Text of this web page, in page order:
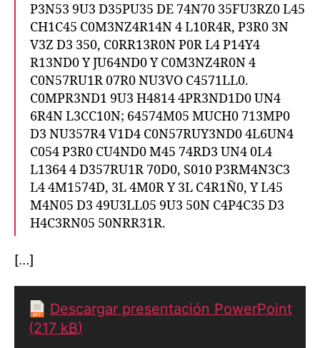
P3N53 9U3 D35PU35 DE 74N70 35FU3RZ0 L45
CH1C45 C0M3NZ4R14N 4 L10R4R, P3R0 3N
V3Z D3 350, C0RR13R0N P0R L4 P14Y4
R13ND0 Y JU64ND0 Y C0M3NZ4R0N 4
C0N57RU1R 07R0 NU3VO C4571LL0.
C0MPR3ND1 9U3 H4814 4PR3ND1D0 UN4
6R4N L3CC10N; 64574M05 MUCH0 713MP0
D3 NU357R4 V1D4 C0N57RUY3ND0 4L6UN4
C054 P3R0 CU4ND0 M45 74RD3 UN4 0L4
L1364 4 D357RU1R 70D0, S010 P3RM4N3C3
L4 4M1574D, 3L 4M0R Y 3L C4R1Ñ0, Y L45
M4N05 D3 49U3LL05 9U3 50N C4P4C35 D3
H4C3RN05 50NRR31R.
[…]
Descargar presentación PowerPoint
(217 kB)